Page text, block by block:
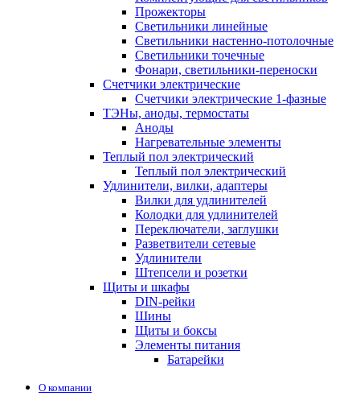
Прожекторы
Светильники линейные
Светильники настенно-потолочные
Светильники точечные
Фонари, светильники-переноски
Счетчики электрические
Счетчики электрические 1-фазные
ТЭНы, аноды, термостаты
Аноды
Нагревательные элементы
Теплый пол электрический
Теплый пол электрический
Удлинители, вилки, адаптеры
Вилки для удлинителей
Колодки для удлинителей
Переключатели, заглушки
Разветвители сетевые
Удлинители
Штепсели и розетки
Щиты и шкафы
DIN-рейки
Шины
Щиты и боксы
Элементы питания
Батарейки
О компании